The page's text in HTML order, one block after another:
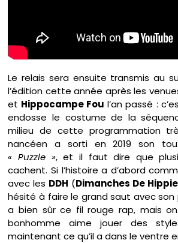
Le relais sera ensuite transmis au
l’édition cette année après les
et Hippocampe Fou l’an passé :
endosse le costume de la
milieu de cette programmation
nancéen a sorti en 2019 son
« Puzzle », et il faut dire que
cachent. Si l’histoire a d’abord
avec les DDH (Dimanches De
hésité à faire le grand saut avec son
a bien sûr ce fil rouge rap, mais
bonhomme aime jouer des
maintenant ce qu’il a dans le ventre